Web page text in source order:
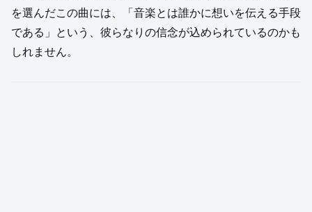
を選んだこの曲には、「音楽とは誰かに想いを伝える手段
である」という、彼らなりの信念が込められているのかも
しれません。